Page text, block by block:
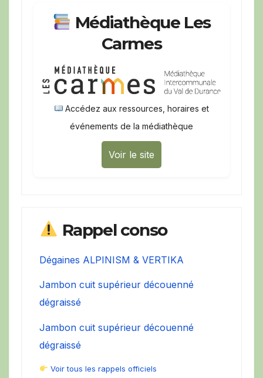
Médiathèque Les
Carmes
Accédez aux ressources, horaires et
événements de la médiathèque
Voir le site
Rappel conso
Dégaines ALPINISM & VERTIKA
Jambon cuit supérieur découenné
dégraissé
Jambon cuit supérieur découenné
dégraissé
Voir tous les rappels officiels